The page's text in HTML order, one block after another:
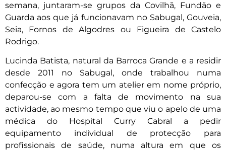
semana, juntaram-se grupos da Covilhã, Fundão e
Guarda aos que já funcionavam no Sabugal, Gouveia,
Seia, Fornos de Algodres ou Figueira de Castelo
Rodrigo.
Lucinda Batista, natural da Barroca Grande e a residir
desde 2011 no Sabugal, onde trabalhou numa
confecção e agora tem um atelier em nome próprio,
deparou-se com a falta de movimento na sua
actividade, ao mesmo tempo que viu o apelo de uma
médica do Hospital Curry Cabral a pedir
equipamento individual de protecção para
profissionais de saúde, numa altura em que os